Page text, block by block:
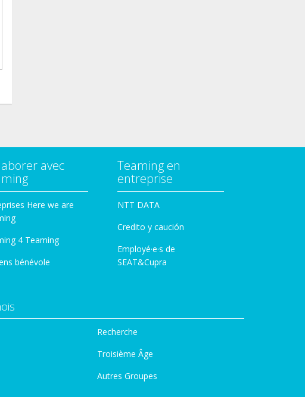
avec
Here we are
4 Teaming
bénévole
Teaming en
entreprise
NTT DATA
Credito y caución
Employé·e·s de
SEAT&Cupra
Recherche
Troisième Âge
Autres Groupes